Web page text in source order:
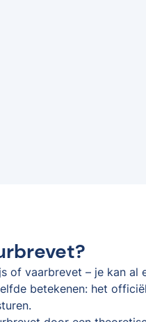
of vaarbrevet – je kan
betekenen: het